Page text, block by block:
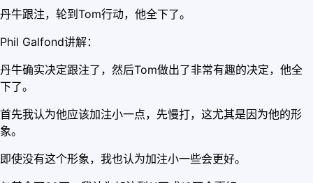
丹牛跟注，轮到Tom行动，他全下了。
Phil Galfond讲解：
丹牛确实决定跟注了，然后Tom做出了非常有趣的决定，他全
下了。
首先我认为他应该加注小一点，先慢打，这尤其是因为他的形
象。
即使没有这个形象，我也认为加注小一些会更好。